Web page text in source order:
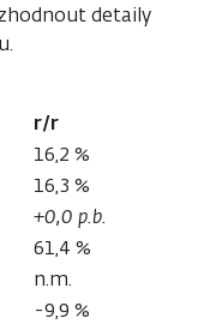
detaily
r/r
16,2 %
16,3 %
+0,0 p.b.
61,4 %
n.m.
-9,9 %